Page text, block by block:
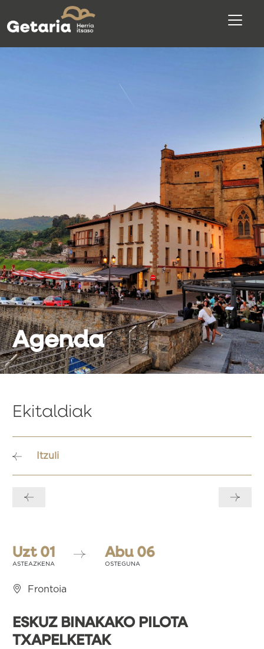
Agenda
Ekitaldiak
Itzuli
zehar
Uzt 01
ASTEAZKENA
Abu 06
OSTEGUNA
Frontoia
ESKUZ BINAKAKO PILOTA
TXAPELKETAK